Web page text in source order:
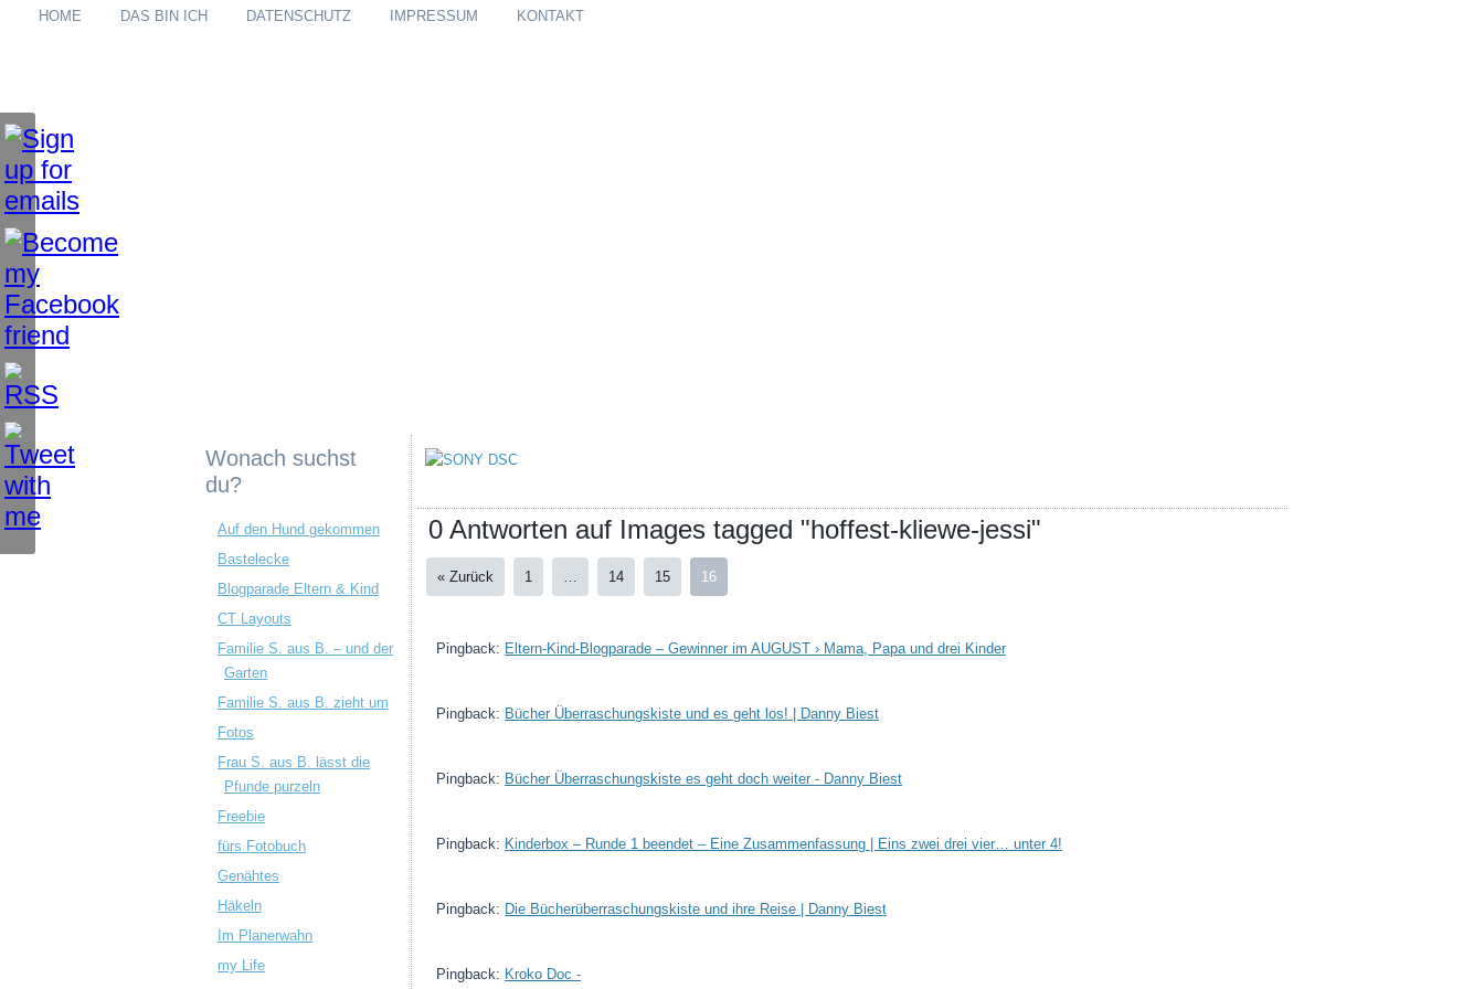
HOME DAS BIN ICH DATENSCHUTZ IMPRESSUM KONTAKT
Wonach suchst
du?
Auf den Hund gekommen
Bastelecke
Blogparade Eltern & Kind
CT Layouts
Familie S. aus B. – und der
Garten
Familie S. aus B. zieht um
Fotos
Frau S. aus B. lässt die
Pfunde purzeln
Freebie
fürs Fotobuch
Genähtes
Häkeln
Im Planerwahn
my Life
0 Antworten auf Images tagged "hoffest-kliewe-jessi"
« Zurück 1 … 14 15 16
Pingback: Eltern-Kind-Blogparade – Gewinner im AUGUST › Mama, Papa und drei Kinder
Pingback: Bücher Überraschungskiste und es geht los! | Danny Biest
Pingback: Bücher Überraschungskiste es geht doch weiter - Danny Biest
Pingback: Kinderbox – Runde 1 beendet – Eine Zusammenfassung | Eins zwei drei vier… unter 4!
Pingback: Die Bücherüberraschungskiste und ihre Reise | Danny Biest
Pingback: Kroko Doc -